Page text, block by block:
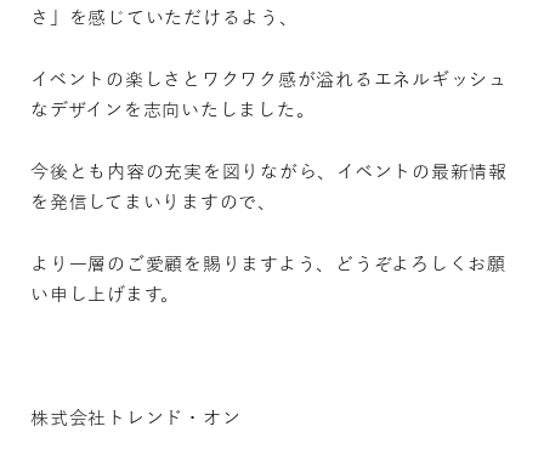
さ」を感じていただけるよう、
イベントの楽しさとワクワク感が溢れるエネルギッシュ
なデザインを志向いたしました。
今後とも内容の充実を図りながら、イベントの最新情報
を発信してまいりますので、
より一層のご愛顧を賜りますよう、どうぞよろしくお願
い申し上げます。
株式会社トレンド・オン